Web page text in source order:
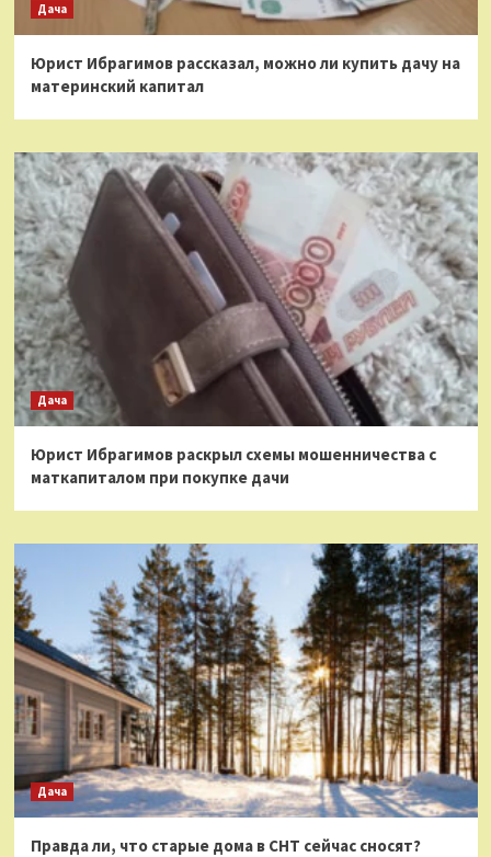
Дача
Юрист Ибрагимов рассказал, можно ли купить дачу на
материнский капитал
Дача
Юрист Ибрагимов раскрыл схемы мошенничества с
маткапиталом при покупке дачи
Дача
Правда ли, что старые дома в СНТ сейчас сносят?